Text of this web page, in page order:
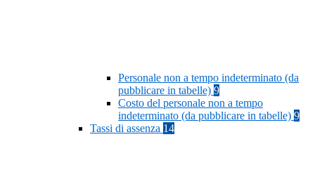
Personale non a tempo indeterminato (da
pubblicare in tabelle) 9
Costo del personale non a tempo
indeterminato (da pubblicare in tabelle) 9
Tassi di assenza 14